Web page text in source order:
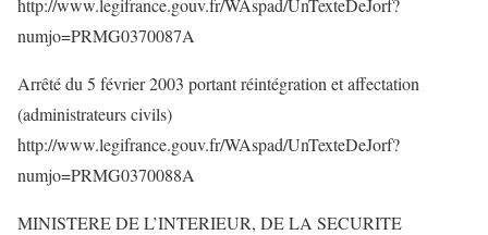
http://www.legifrance.gouv.fr/WAspad/UnTexteDeJorf?
numjo=PRMG0370087A
Arrêté du 5 février 2003 portant réintégration et affectation
(administrateurs civils)
http://www.legifrance.gouv.fr/WAspad/UnTexteDeJorf?
numjo=PRMG0370088A
MINISTERE DE L’INTERIEUR, DE LA SECURITE